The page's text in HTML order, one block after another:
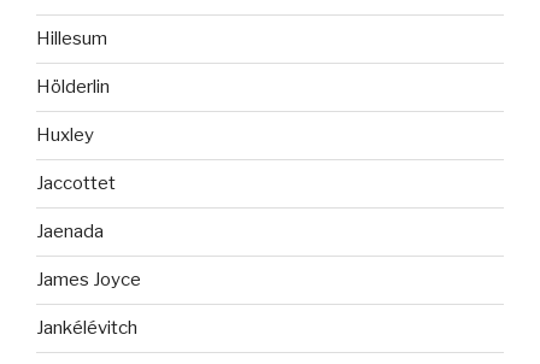
Hillesum
Hölderlin
Huxley
Jaccottet
Jaenada
James Joyce
Jankélévitch